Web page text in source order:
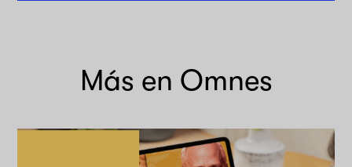
Más en Omnes